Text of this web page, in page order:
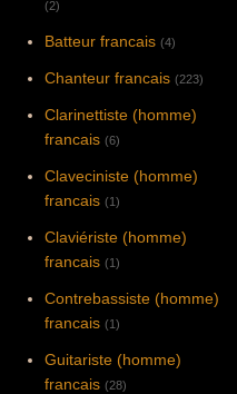
(2)
Batteur francais (4)
Chanteur francais (223)
Clarinettiste (homme)
francais (6)
Claveciniste (homme)
francais (1)
Claviériste (homme)
francais (1)
Contrebassiste (homme)
francais (1)
Guitariste (homme)
francais (28)